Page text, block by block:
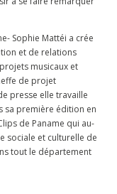
Sophie Mattéi a crée
et de relations
musicaux et
de projet
presse elle travaille
sa première édition en
de Paname qui au-
sociale et culturelle de
tout le département